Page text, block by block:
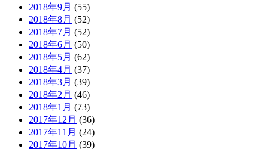
2018年9月 (55)
2018年8月 (52)
2018年7月 (52)
2018年6月 (50)
2018年5月 (62)
2018年4月 (37)
2018年3月 (39)
2018年2月 (46)
2018年1月 (73)
2017年12月 (36)
2017年11月 (24)
2017年10月 (39)